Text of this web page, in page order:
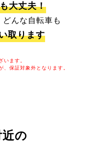
大丈夫！
んな自転車も
取ります
います。
保証対象外となります。
の